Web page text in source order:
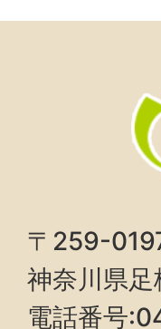
〒259-
神奈川県
電話番号